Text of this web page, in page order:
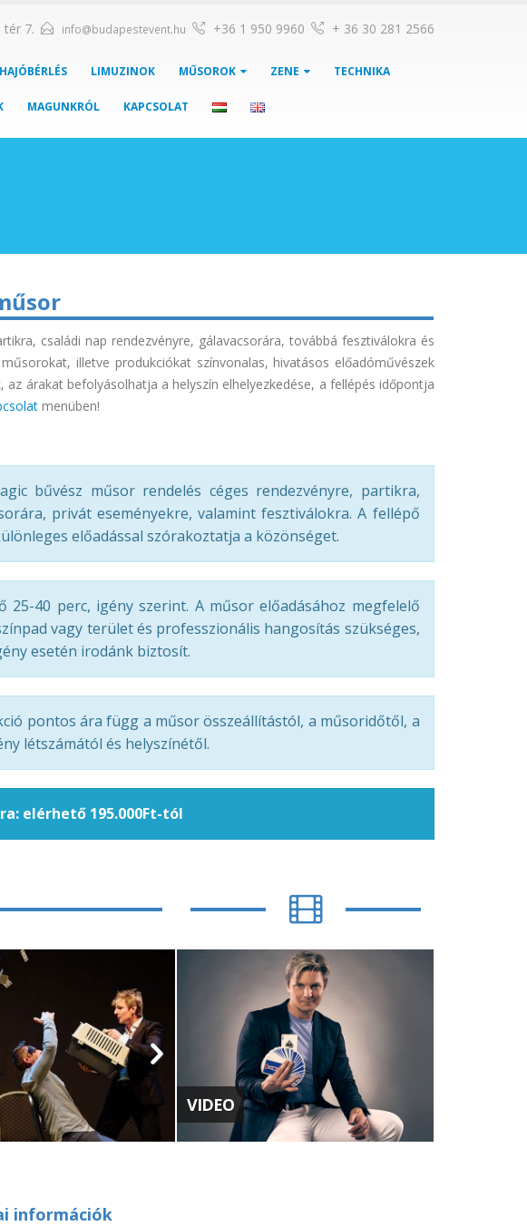
tér 7. info@budapestevent.hu +36 1 950 9960 + 36 30 281 2566
HAJÓBÉRLÉS LIMUZINOK MŰSOROK ZENE TECHNIKA
MAGUNKRÓL KAPCSOLAT
családi nap rendezvényre, gálavacsorára, továbbá fesztiválokra és
illetve produkciókat színvonalas, hivatásos előadóművészek
árakat befolyásolhatja a helyszín elhelyezkedése, a fellépés időpontja
menüben!
bűvész műsor rendelés céges rendezvényre, partikra,
privát eseményekre, valamint fesztiválokra. A fellépő
előadással szórakoztatja a közönséget.
25-40 perc, igény szerint. A műsor előadásához megfelelő
vagy terület és professzionális hangosítás szükséges,
esetén irodánk biztosít.
pontos ára függ a műsor összeállítástól, a műsoridőtől, a
létszámától és helyszínétől.
elérhető 195.000Ft-tól
VIDEO
információk